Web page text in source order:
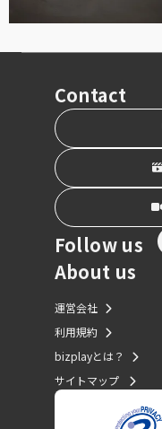
Contact
Follow us
About us
運営会社
利用規約
bizplayとは？
サイトマップ